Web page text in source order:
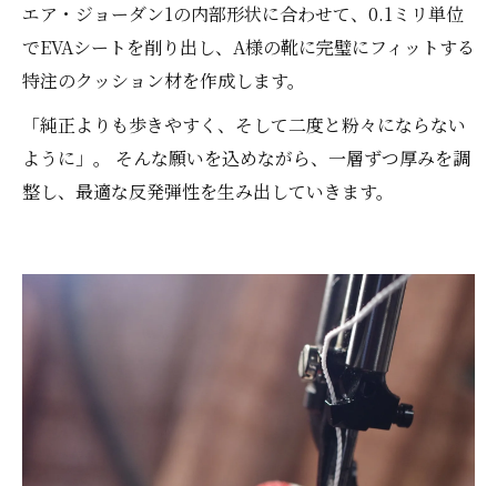
エア・ジョーダン1の内部形状に合わせて、0.1ミリ単位
でEVAシートを削り出し、A様の靴に完璧にフィットする
特注のクッション材を作成します。
「純正よりも歩きやすく、そして二度と粉々にならない
ように」。 そんな願いを込めながら、一層ずつ厚みを調
整し、最適な反発弾性を生み出していきます。